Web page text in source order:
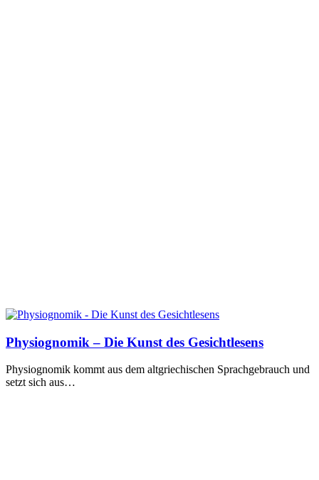
Physiognomik – Die Kunst des Gesichtlesens
Physiognomik kommt aus dem altgriechischen Sprachgebrauch und
setzt sich aus…